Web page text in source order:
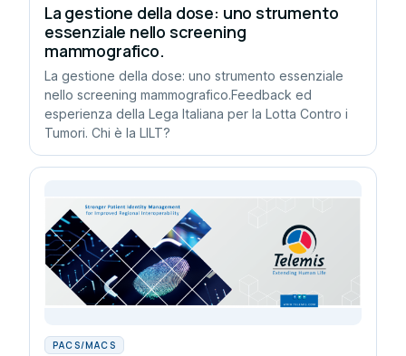
La gestione della dose: uno strumento
essenziale nello screening
mammografico.
La gestione della dose: uno strumento essenziale
nello screening mammografico.Feedback ed
esperienza della Lega Italiana per la Lotta Contro i
Tumori. Chi è la LILT?
PACS/MACS